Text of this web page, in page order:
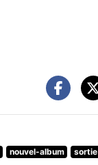
nouvel-album sortie